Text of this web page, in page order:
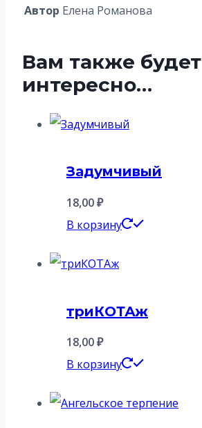
Автор Елена Романова
Вам также будет
интересно…
Задумчивый
18,00₽
В корзину
триКОТАж
18,00₽
В корзину